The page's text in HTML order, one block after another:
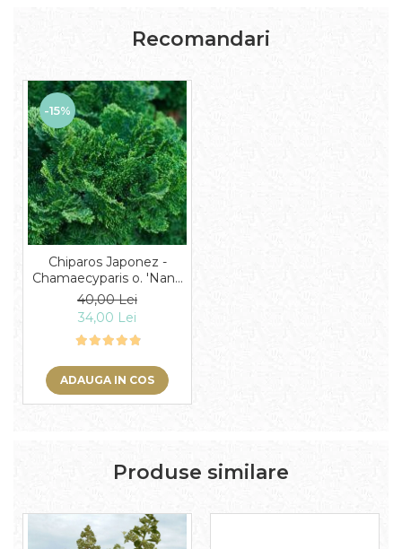
Recomandari
-15%
Chiparos Japonez -
Chamaecyparis o. 'Nana
Gracilis'
40,00 Lei
34,00 Lei
ADAUGA IN COS
Produse similare